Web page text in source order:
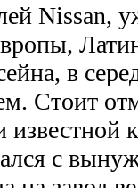
Nissan,
в
Стоит
с